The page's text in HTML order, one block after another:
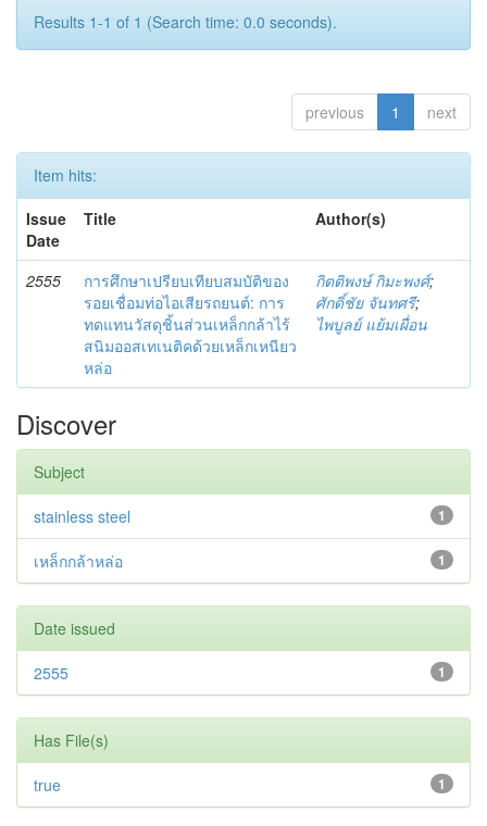
Results 1-1 of 1 (Search time: 0.0 seconds).
previous 1 next
Item hits:
Issue
Date
Title Author(s)
2555
การศึกษาเปรียบเทียบสมบัติของ
รอยเชื่อมท่อไอเสียรถยนต์: การ
ทดแทนวัสดุชิ้นส่วนเหล็กกล้าไร้
สนิมออสเทเนติคด้วยเหล็กเหนียว
หล่อ
กิตติพงษ์ กิมะพงศ์;
ศักดิ์ชัย จันทศรี;
ไพบูลย์ แย้มเผื่อน
Discover
Subject
1
stainless steel
1
เหล็กกล้าหล่อ
Date issued
1
2555
Has File(s)
1
true